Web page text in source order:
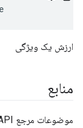
ارزش یک ویژگی
منابع
موضوعات مرجع OpenThread API از کد منبع موجود در